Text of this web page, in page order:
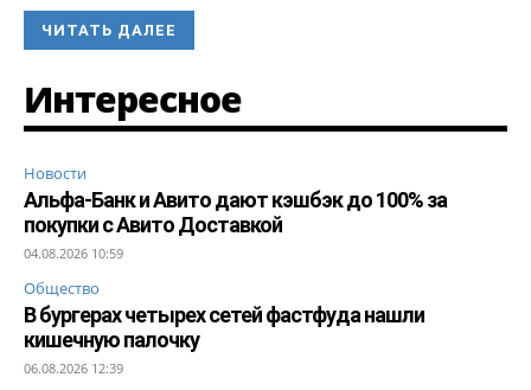
ЧИТАТЬ ДАЛЕЕ
Интересное
Новости
Альфа-Банк и Авито дают кэшбэк до 100% за
покупки с Авито Доставкой
04.08.2026 10:59
Общество
В бургерах четырех сетей фастфуда нашли
кишечную палочку
06.08.2026 12:39